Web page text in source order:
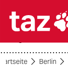

Berlin